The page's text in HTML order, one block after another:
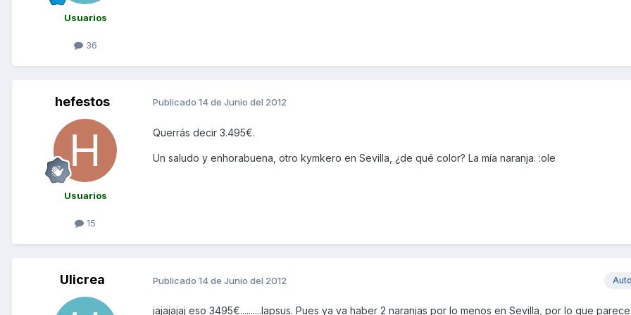
Usuarios
36
hefestos
Usuarios
15
Publicado 14 de Junio del 2012
Querrás decir 3.495€.
Un saludo y enhorabuena, otro kymkero en Sevilla, ¿de qué color? La mía naranja. :ole
Ulicrea Publicado 14 de Junio del 2012
jajajajaj eso 3495€..........lapsus. Pues ya va haber 2 naranjas por lo menos en Sevilla, por lo que parece